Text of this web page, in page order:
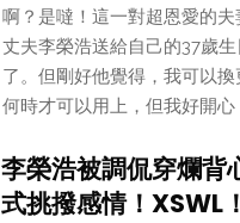
啊？是噠！這一對超恩愛的
丈夫李榮浩送給自己的37歲
了。但剛好他覺得，我可以
何時才可以用上，但我好開
李榮浩被調侃穿爛背
式挑撥感情！XSWL！